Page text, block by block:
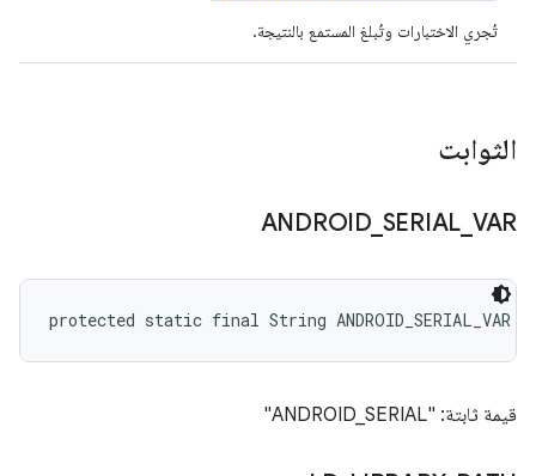
تُجري الاختبارات وتُبلغ المستمع بالنتيجة.
الثوابت
ANDROID_ SERIAL VAR
protected static final String ANDROID_SERIAL_VAR
قيمة ثابتة: "ANDROID_SERIAL"